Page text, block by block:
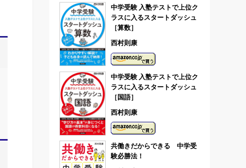
中学受験 入塾テストで上位ク
ラスに入るスタートダッシュ
［算数］
西村則康
中学受験 入塾テストで上位ク
ラスに入るスタートダッシュ
［国語］
西村則康
共働きだからできる 中学受
験必勝法！